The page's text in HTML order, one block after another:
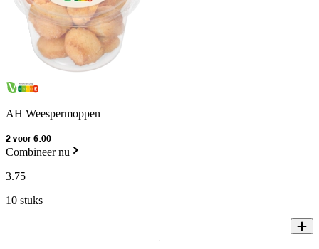
AH Weespermoppen
2 voor 6.00
Combineer nu
3.75
10 stuks